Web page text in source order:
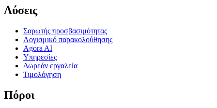
Λύσεις
Σαρωτής προσβασιμότητας
Λογισμικό παρακολούθησης
Agora AI
Υπηρεσίες
Δωρεάν εργαλεία
Τιμολόγηση
Πόροι